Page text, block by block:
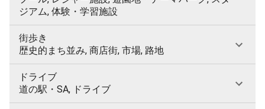
ジアム, 体験・学習施設
街歩き
歴史的まち並み, 商店街, 市場, 路地
ドライブ
道の駅・SA, ドライブ